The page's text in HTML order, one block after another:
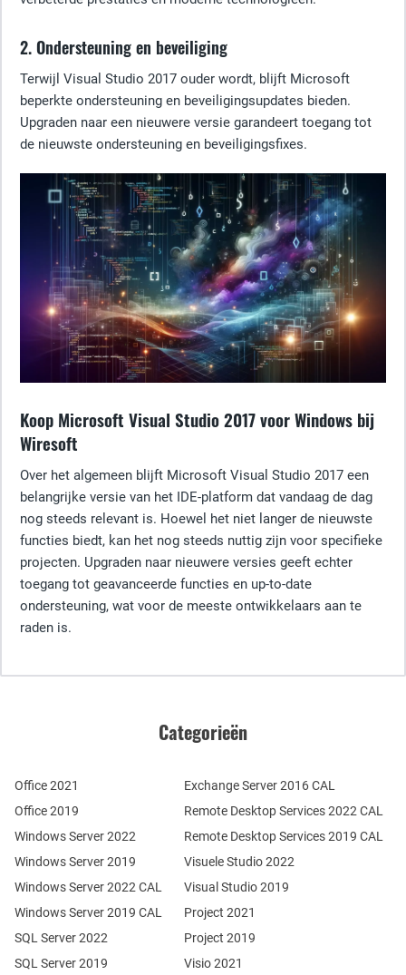
2. Ondersteuning en beveiliging
Terwijl Visual Studio 2017 ouder wordt, blijft Microsoft
beperkte ondersteuning en beveiligingsupdates bieden.
Upgraden naar een nieuwere versie garandeert toegang tot
de nieuwste ondersteuning en beveiligingsfixes.
Koop Microsoft Visual Studio 2017 voor Windows bij
Wiresoft
Over het algemeen blijft Microsoft Visual Studio 2017 een
belangrijke versie van het IDE-platform dat vandaag de dag
nog steeds relevant is. Hoewel het niet langer de nieuwste
functies biedt, kan het nog steeds nuttig zijn voor specifieke
projecten. Upgraden naar nieuwere versies geeft echter
toegang tot geavanceerde functies en up-to-date
ondersteuning, wat voor de meeste ontwikkelaars aan te
raden is.
Categorieën
Office 2021
Office 2019
Windows Server 2022
Windows Server 2019
SQL Server 2022
SQL Server 2019
Windows Server 2022 CAL
Windows Server 2019 CAL
Remote Desktop Services 2022 CAL
Remote Desktop Services 2019 CAL
Exchange Server 2016 CAL
Visuele Studio 2022
Visual Studio 2019
Project 2021
Project 2019
Visio 2021